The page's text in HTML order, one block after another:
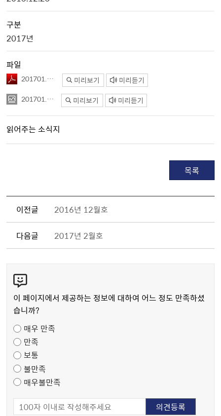
구분
2017년
파일
201701.pdf 미리보기 미리듣기
201701.jpg 미리보기 미리듣기
읽어주는 소식지
목록
이전글 2016년 12월호
다음글 2017년 2월호
텐
츠
만
도
조
사
이 페이지에서 제공하는 정보에 대하여 어느 정도 만족하셨
습니까?
매우 만족
만족
보통
불만족
매우불만족